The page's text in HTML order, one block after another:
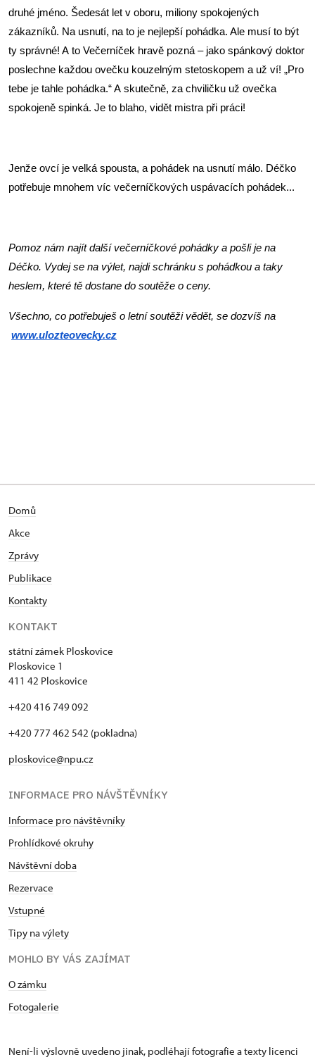
druhé jméno. Šedesát let v oboru, miliony spokojených
zákazníků. Na usnutí, na to je nejlepší pohádka. Ale musí to být
ty správné! A to Večerníček hravě pozná – jako spánkový doktor
poslechne každou ovečku kouzelným stetoskopem a už ví! „Pro
tebe je tahle pohádka.“ A skutečně, za chviličku už ovečka
spokojeně spinká. Je to blaho, vidět mistra při práci!
Jenže ovcí je velká spousta, a pohádek na usnutí málo. Déčko
potřebuje mnohem víc večerníčkových uspávacích pohádek...
Pomoz nám najít další večerníčkové pohádky a pošli je na
Déčko. Vydej se na výlet, najdi schránku s pohádkou a taky
heslem, které tě dostane do soutěže o ceny.
Všechno, co potřebuješ o letní soutěži vědět, se dozvíš na
www.ulozteovecky.cz
Domů
Akce
Zprávy
Publikace
Kontakty
KONTAKT
státní zámek Ploskovice
Ploskovice 1
411 42 Ploskovice
+420 416 749 092
+420 777 462 542 (pokladna)
ploskovice@npu.cz
INFORMACE PRO NÁVŠTĚVNÍKY
Informace pro návštěvníky
Prohlídkové okruhy
Návštěvní doba
Rezervace
Vstupné
Tipy na výlety
MOHLO BY VÁS ZAJÍMAT
O zámku
Fotogalerie
Není-li výslovně uvedeno jinak, podléhají fotografie a texty licenci